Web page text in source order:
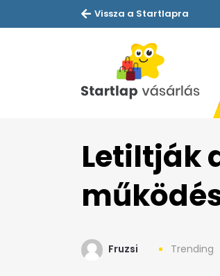
Vissza a Startlapra
Letiltják
Fruzsi Trending